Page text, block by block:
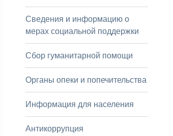
Сведения и информацию о
мерах социальной поддержки
Сбор гуманитарной помощи
Органы опеки и попечительства
Информация для населения
Антикоррупция